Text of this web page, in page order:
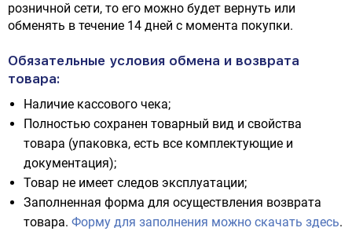
розничной сети, то его можно будет вернуть или
обменять в течение 14 дней с момента покупки.
Обязательные условия обмена и возврата
товара:
Наличие кассового чека;
Полностью сохранен товарный вид и свойства
товара (упаковка, есть все комплектующие и
документация);
Товар не имеет следов эксплуатации;
Заполненная форма для осуществления возврата
товара. Форму для заполнения можно скачать здесь.